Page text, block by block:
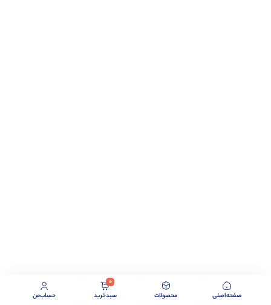
صفحه‌اصلی محصولات
0
سبد‌خرید حساب‌من